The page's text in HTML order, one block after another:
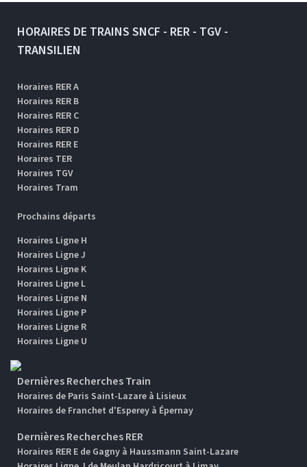
HORAIRES DE TRAINS SNCF - RER - TGV -
TRANSILIEN
Horaires RER A
Horaires RER B
Horaires RER C
Horaires RER D
Horaires RER E
Horaires TER
Horaires TGV
Horaires Tram
Prochains départs
Horaires Ligne H
Horaires Ligne J
Horaires Ligne K
Horaires Ligne L
Horaires Ligne N
Horaires Ligne P
Horaires Ligne R
Horaires Ligne U
Dernières Recherches Train
Horaires de Paris Saint-Lazare à Lisieux
Horaires de Franchet d'Esperey à Épernay
Dernières Recherches RER
Horaires RER E de Gagny à Haussmann Saint-Lazare